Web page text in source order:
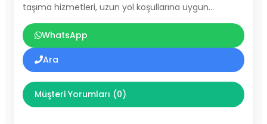
taşıma hizmetleri, uzun yol koşullarına uygun…
WhatsApp
Ara
Müşteri Yorumları (0)